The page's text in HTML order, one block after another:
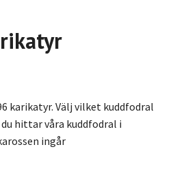
karikatyr. Välj vilket kuddfodral
hittar våra kuddfodral i
ingår